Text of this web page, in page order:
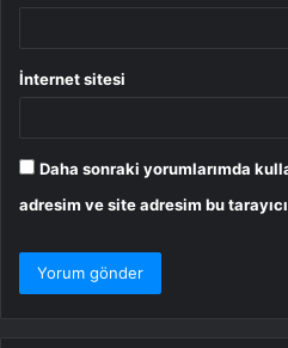
İnternet sitesi
Daha sonraki yorumlarımda
adresim ve site adresim bu